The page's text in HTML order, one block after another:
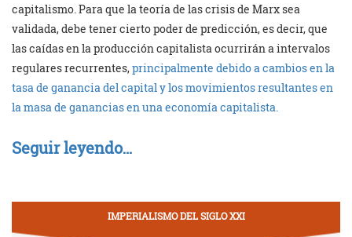
capitalismo. Para que la teoría de las crisis de Marx sea
validada, debe tener cierto poder de predicción, es decir, que
las caídas en la producción capitalista ocurrirán a intervalos
regulares recurrentes,principalmente debido a cambios en la
tasa de ganancia del capital y los movimientos resultantes en
la masa de ganancias en una economía capitalista.
Seguir leyendo…
IMPERIALISMO DEL SIGLO XXI